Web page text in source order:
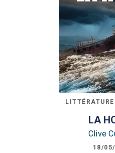
LA
Clive
18/